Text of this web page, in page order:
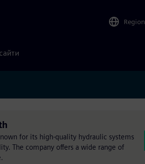
Region
for its high-quality hydraulic systems
The company offers a wide range of